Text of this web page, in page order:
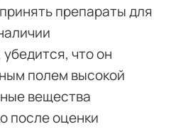
препараты для
что он
полем высокой
вещества
после оценки